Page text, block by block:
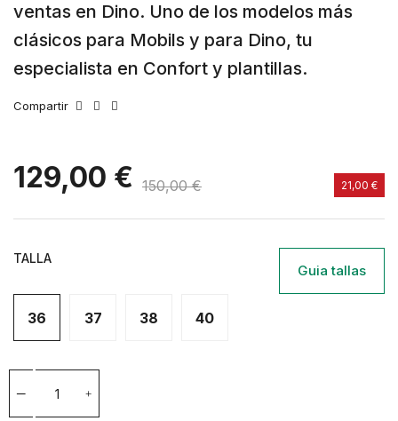
ventas en Dino. Uno de los modelos más
clásicos para Mobils y para Dino, tu
especialista en Confort y plantillas.
Compartir
129,00 € 150,00 € 21,00 €
TALLA
Guia tallas
36 37 38 40